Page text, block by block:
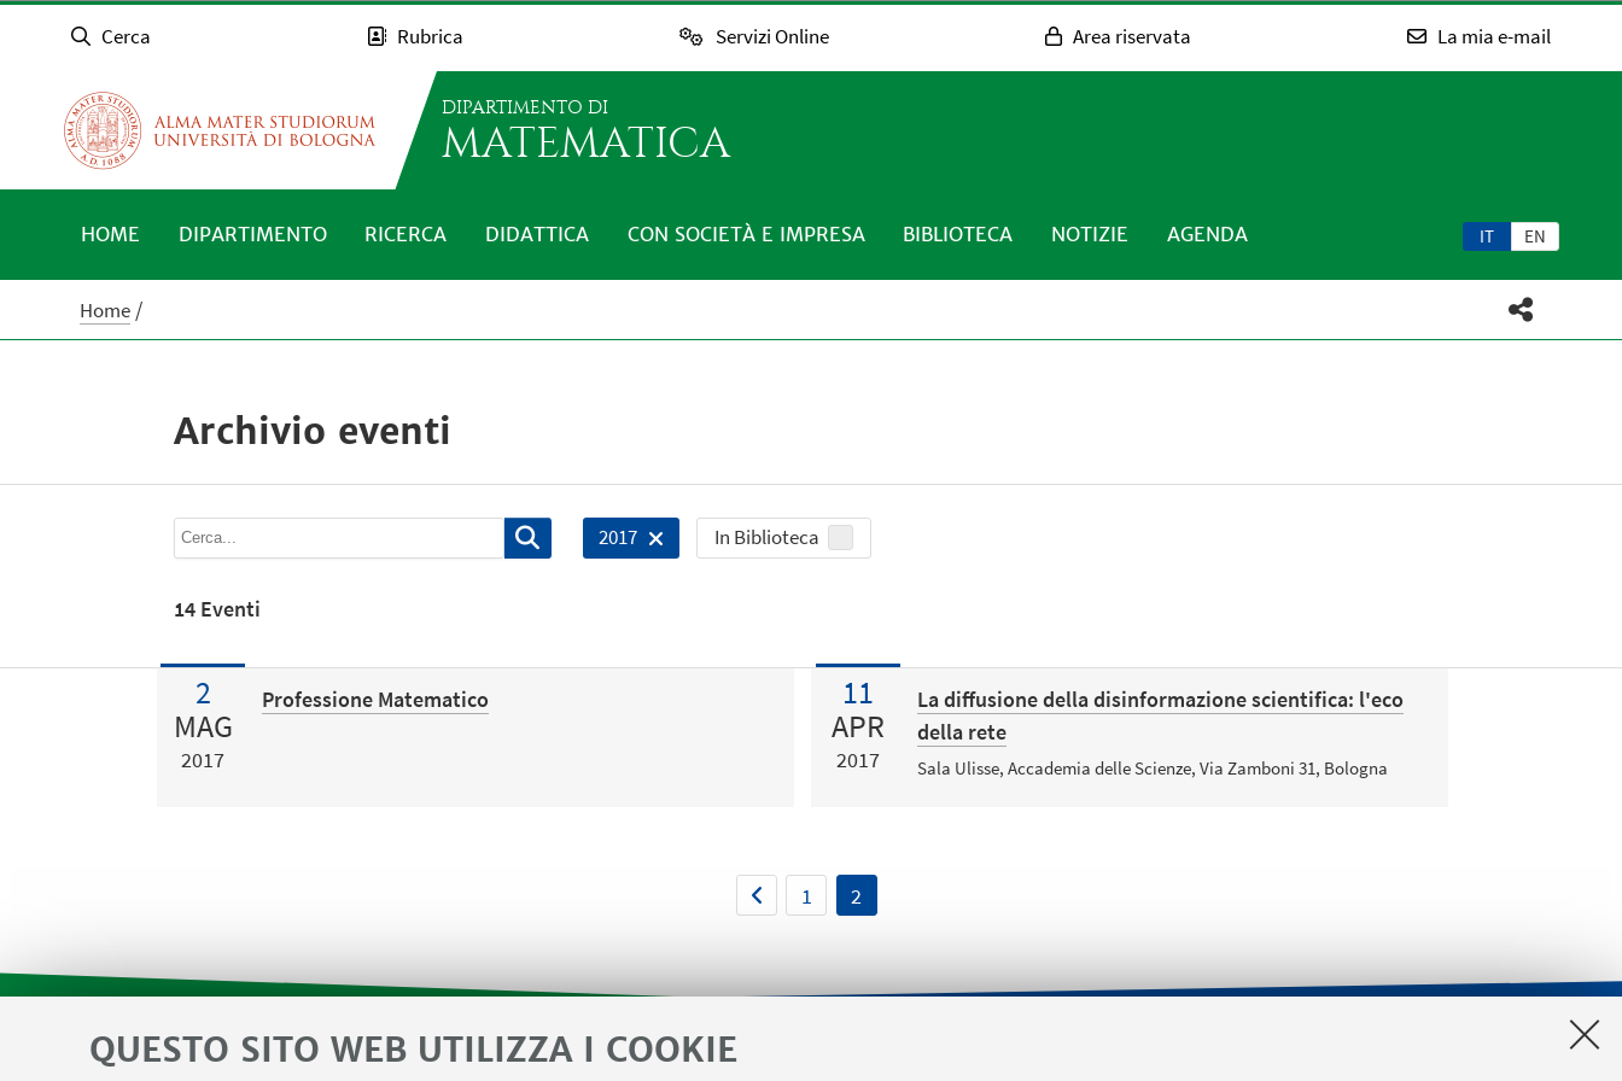
QUESTO SITO WEB UTILIZZA I COOKIE
Cerca Rubrica Servizi Online Area riservata La mia e-mail
DIPARTIMENTO DI
MATEMATICA
IT EN
HOME DIPARTIMENTO RICERCA DIDATTICA CON SOCIETÀ E IMPRESA BIBLIOTECA NOTIZIE AGENDA
Home
Archivio eventi
2017 In Biblioteca
14 Eventi
2
MAG
2017
Professione Matematico
11
APR
2017
La diffusione della disinformazione scientifica: l'eco
della rete
Sala Ulisse, Accademia delle Scienze, Via Zamboni 31, Bologna
1 2